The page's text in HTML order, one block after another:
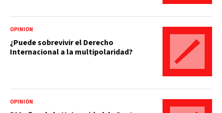
OPINIÓN
¿Puede sobrevivir el Derecho
Internacional a la multipolaridad?
OPINIÓN